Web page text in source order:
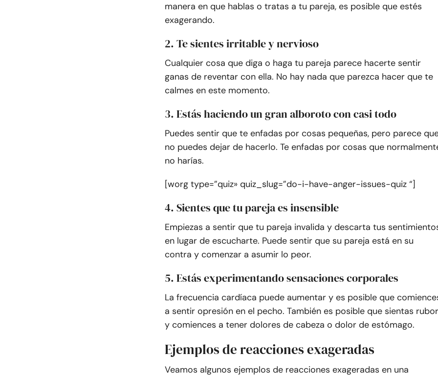
manera en que hablas o tratas a tu pareja, es posible que estés
exagerando.
2. Te sientes irritable y nervioso
Cualquier cosa que diga o haga tu pareja parece hacerte sentir
ganas de reventar con ella. No hay nada que parezca hacer que te
calmes en este momento.
3. Estás haciendo un gran alboroto con casi todo
Puedes sentir que te enfadas por cosas pequeñas, pero parece
no puedes dejar de hacerlo. Te enfadas por cosas que
no harías.
[worg type=”quiz» quiz_slug=”do-i-have-anger-issues-quiz “]
4. Sientes que tu pareja es insensible
Empiezas a sentir que tu pareja invalida y descarta tus
en lugar de escucharte. Puede sentir que su pareja está en su
contra y comenzar a asumir lo peor.
5. Estás experimentando sensaciones corporales
La frecuencia cardíaca puede aumentar y es posible que
a sentir opresión en el pecho. También es posible que sientas rubor
y comiences a tener dolores de cabeza o dolor de estómago.
Ejemplos de reacciones exageradas
Veamos algunos ejemplos de reacciones exageradas en una